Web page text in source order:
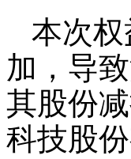
本次
加，导
其股份
科技股